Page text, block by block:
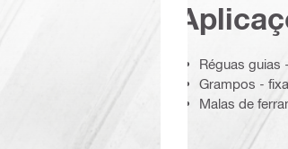
Réguas guias
Grampos -
Malas de